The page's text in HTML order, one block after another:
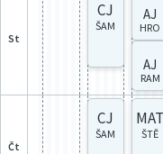
st
CJ
ŠAM
AJ
HRO
AJ
RAM
čt
CJ
ŠAM
MAT
ŠTĚ